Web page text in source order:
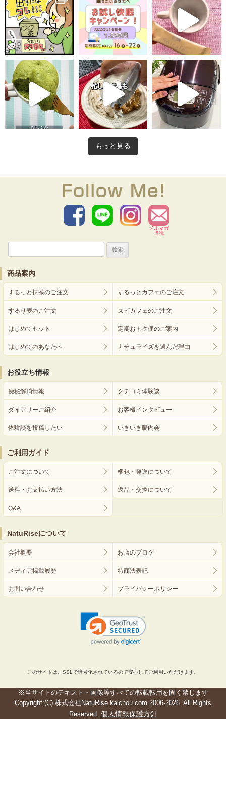
もっと見る
メルマガ
購読
商品案内
するっと抹茶のご注文 するっとカフェのご注文
するり麦のご注文 スピカフェのご注文
はじめてセット 定期おトク便のご案内
はじめてのあなたへ ナチュライズを選んだ理由
お役立ち情報
便秘解消情報 クチコミ体験談
ダイアリーご紹介 お客様インタビュー
体験談を投稿したい いきいき腸内会
ご利用ガイド
ご注文について 梱包・発送について
送料・お支払い方法 返品・交換について
Q&A
NatuRiseについて
会社概要 お店のブログ
メディア掲載履歴 特商法表記
お問い合わせ プライバシーポリシー
このサイトは、SSLで暗号化されているので安心してご利用いただけます。
※当サイトのテキスト・画像等すべての転載転用を固く禁じます
Copyright:(C) 株式会社NatuRise kaichou.com 2006-2026. All Rights
Reserved. 個人情報保護方針